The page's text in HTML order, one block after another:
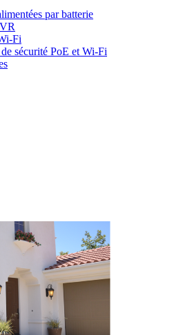
par batterie
Fi
sécurité PoE et Wi-Fi